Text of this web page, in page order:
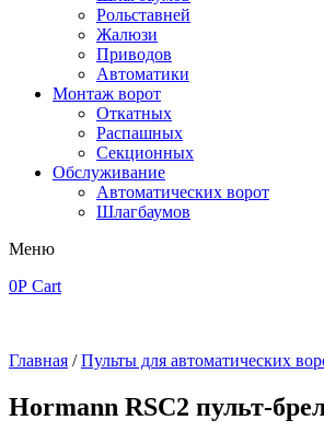
Рольставней
Жалюзи
Приводов
Автоматики
Монтаж ворот
Откатных
Распашных
Секционных
Обслуживание
Автоматических ворот
Шлагбаумов
Меню
0Р Cart
Главная /Пульты для автоматических
Hormann RSC2 пульт-